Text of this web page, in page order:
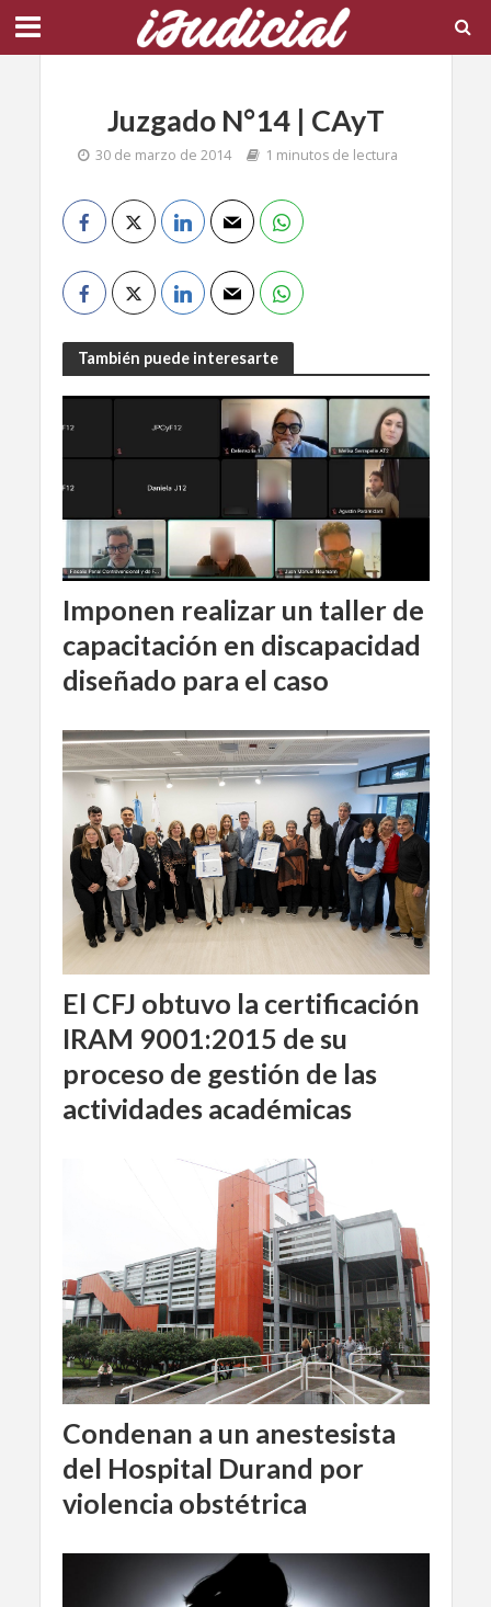
Juzgado N°14 | CAyT
30 de marzo de 2014 1 minutos de lectura
También puede interesarte
Imponen realizar un taller de
capacitación en discapacidad
diseñado para el caso
El CFJ obtuvo la certificación
IRAM 9001:2015 de su
proceso de gestión de las
actividades académicas
Condenan a un anestesista
del Hospital Durand por
violencia obstétrica